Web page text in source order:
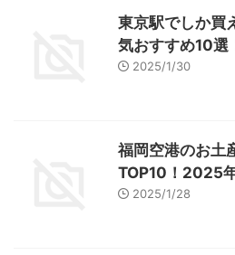
東京駅でしか買
気おすすめ10
2025/1/30
福岡空港のお土
TOP10！2025
2025/1/28